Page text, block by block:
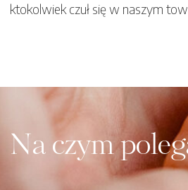
ktokolwiek czuł się w naszym
Na czym